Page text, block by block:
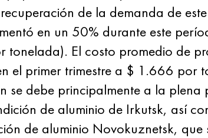
de la demanda de
en un 50% durante este
El costo promedio de
primer trimestre a $ 1.666 por
se debe principalmente a la plena
de aluminio de Irkutsk, así
de aluminio Novokuznetsk, que